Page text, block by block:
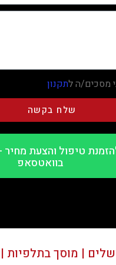
מסכים/ה לתקנון
שלח בקשה
טיפול והצעת מחיר
בוואטסאפ
| מוסך בתלפיות